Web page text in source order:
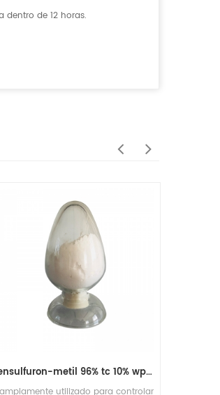
dentro de 12 horas.
bensulfuron-metil 96% tc 10% wp 30% wp 60% wg, 60df
utilizado para controlar